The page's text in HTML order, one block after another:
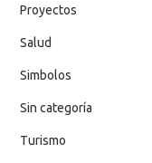
Proyectos
Salud
Simbolos
Sin categoría
Turismo